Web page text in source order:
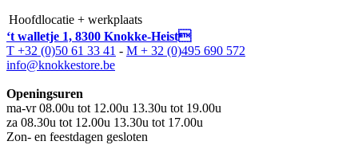
Hoofdlocatie + werkplaats
‘t walletje 1, 8300 Knokke-Heist
T +32 (0)50 61 33 41 - M + 32 (0)495 690 572
info@knokkestore.be
Openingsuren
ma-vr 08.00u tot 12.00u 13.30u tot 19.00u
za 08.30u tot 12.00u 13.30u tot 17.00u
Zon- en feestdagen gesloten